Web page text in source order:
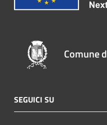
Comune
SEGUICI SU